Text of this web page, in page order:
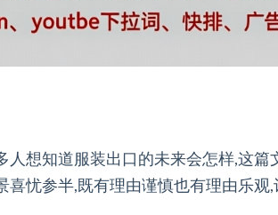
想知道服装出口的未来会怎样,这
忧参半,既有理由谨慎也有理由乐